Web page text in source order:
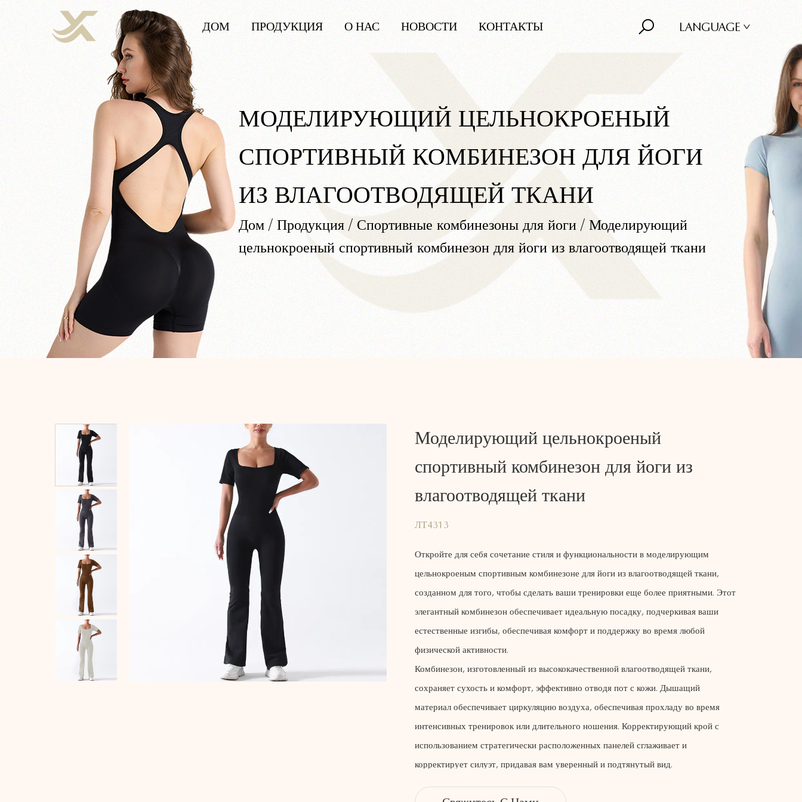
ДОМ ПРОДУКЦИЯ О НАС НОВОСТИ КОНТАКТЫ LANGUAGE
МОДЕЛИРУЮЩИЙ ЦЕЛЬНОКРОЕНЫЙ
СПОРТИВНЫЙ КОМБИНЕЗОН ДЛЯ ЙОГИ
ИЗ ВЛАГООТВОДЯЩЕЙ ТКАНИ
Дом /Продукция/Спортивные комбинезоны для йоги /Моделирующий
цельнокроеный спортивный комбинезон для йоги из влагоотводящей ткани
Моделирующий цельнокроеный
спортивный комбинезон для йоги из
влагоотводящей ткани
ЛТ4313
Откройте для себя сочетание стиля и функциональности в моделирующим
цельнокроеным спортивным комбинезоне для йоги из влагоотводящей ткани,
созданном для того, чтобы сделать ваши тренировки еще более приятными. Этот
элегантный комбинезон обеспечивает идеальную посадку, подчеркивая ваши
естественные изгибы, обеспечивая комфорт и поддержку во время любой
физической активности.
Комбинезон, изготовленный из высококачественной влагоотводящей ткани,
сохраняет сухость и комфорт, эффективно отводя пот с кожи. Дышащий
материал обеспечивает циркуляцию воздуха, обеспечивая прохладу во время
интенсивных тренировок или длительного ношения. Корректирующий крой с
использованием стратегически расположенных панелей сглаживает и
корректирует силуэт, придавая вам уверенный и подтянутый вид.